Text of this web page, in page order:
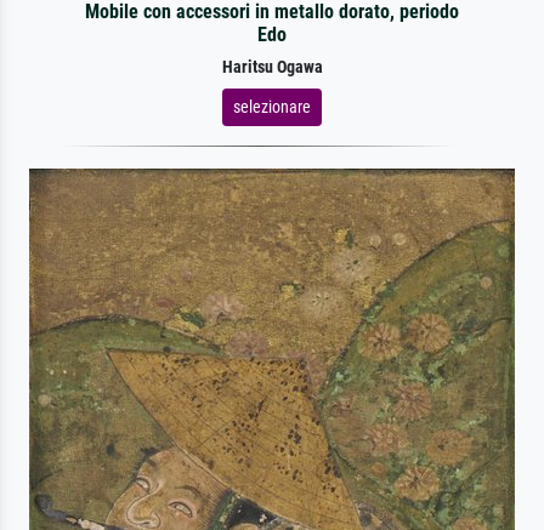
Mobile con accessori in metallo dorato, periodo
Edo
Haritsu Ogawa
selezionare